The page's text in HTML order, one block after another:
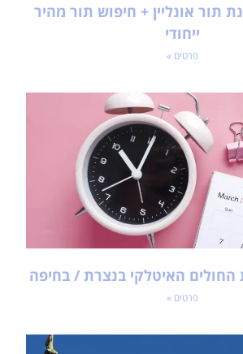
תור אונליין + חיפוש תור מהיר
ייחודי
פרטים »
החולים האיטלקי בנצרת / בחיפה
פרטים »